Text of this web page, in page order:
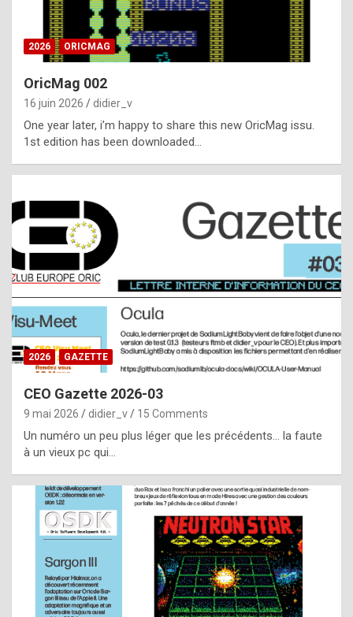
i
ff
i
l
t
t
s
t
a
s
i
e
f
o
m
m
a
y
b
2026 ORICMAG
OricMag 002
16 juin 2026 didier_v
One year later, i’m happy to share this new OricMag issu.
1st edition has been downloaded…
2026 GAZETTE
CEO Gazette 2026-03
9 mai 2026 didier_v 15 Comments
Un numéro un peu plus léger que les précédents… la faute
à un vieux pc qui…